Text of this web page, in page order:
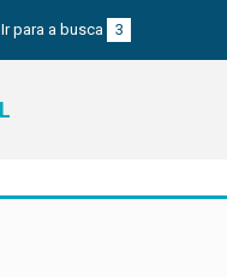
Ir para a busca 3